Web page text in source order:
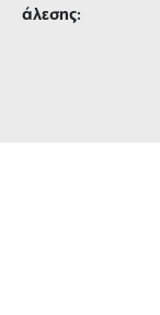
άλεσης: